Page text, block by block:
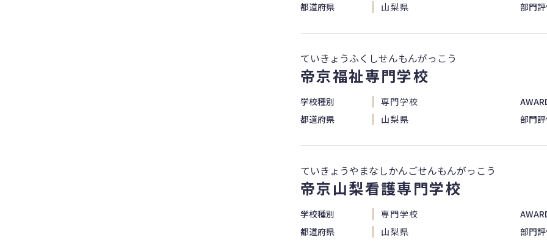
都道府県
山梨県 部門
ていきょうふくしせんもんがっこう
帝京福祉専門学校
学校種別 専門学校
都道府県
山梨県 部門
ていきょうやまなしかんごせんもんがっこう
帝京山梨看護専門学校
学校種別 専門学校
都道府県
山梨県 部門